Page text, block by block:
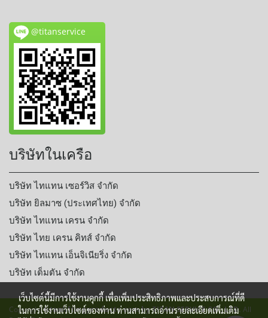
@titanservice
บริษัทในเครือ
บริษัท ไทแทน เซอร์วิส จำกัด
บริษัท ยิลมาซ (ประเทศไทย) จำกัด
บริษัท ไทแทน เครน จำกัด
บริษัท ไทย เครน คิทส์ จำกัด
บริษัท ไทแทน เอ็นจิเนียริ่ง จำกัด
บริษัท เต็มตัน จำกัด
Copyrighttitanliftingproducts.com by TITAN SERVICE CO., LTD. All
เว็บไซต์นี้มีการใช้งานคุกกี้ เพื่อเพิ่มประสิทธิภาพและประสบการณ์ที่ดี
ในการใช้งานเว็บไซต์ของท่าน ท่านสามารถอ่านรายละเอียดเพิ่มเติม